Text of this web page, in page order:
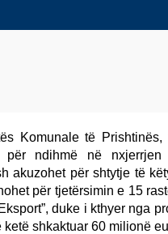
Komunale të
për ndihmë në
akuzohet për shtytje të
për tjetërsimin e 15
duke i kthyer nga
shkaktuar 60 milionë